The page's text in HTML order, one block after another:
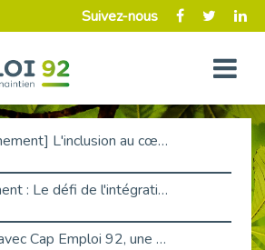
Suivez-nous
[Retour sur événement] L'inclusion au cœur de la Place de l'Emploi à La Défense !
Travailler autrement : Le défi de l'intégration des maladies chroniques en entreprise
Primark recrute avec Cap Emploi 92, une matinée couronnée de succès !